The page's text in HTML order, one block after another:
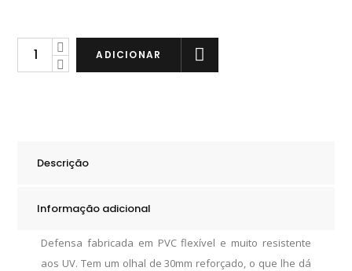
Plastimo
Defensa
ADICIONAR
Descrição
Informação adicional
Defensa fabricada em PVC flexível e muito resistente
aos UV. Tem um olhal de 30mm reforçado, o que lhe dá